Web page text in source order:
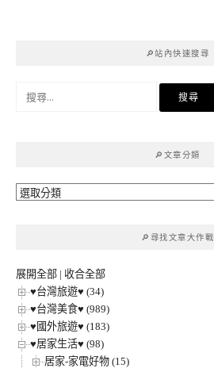
🔎站內快速搜尋
🔎文章分類
🔎
🔎尋找文章大作戰
展開全部 | 收合全部
♥台灣旅遊♥ (34)
♥台灣美食♥ (989)
♥國外旅遊♥ (183)
♥居家生活♥ (98)
居家-家電好物 (15)